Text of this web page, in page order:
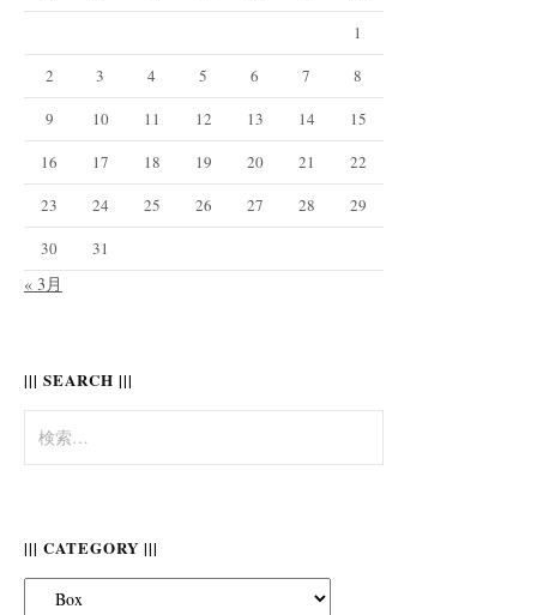
1
2
3 4 5 6 7
8
9
10 11 12 13 14
15
16
17 18 19 20 21
22
23
24 25 26 27 28
29
30
31
« 3月
||| SEARCH |||
索:
||| CATEGORY |||